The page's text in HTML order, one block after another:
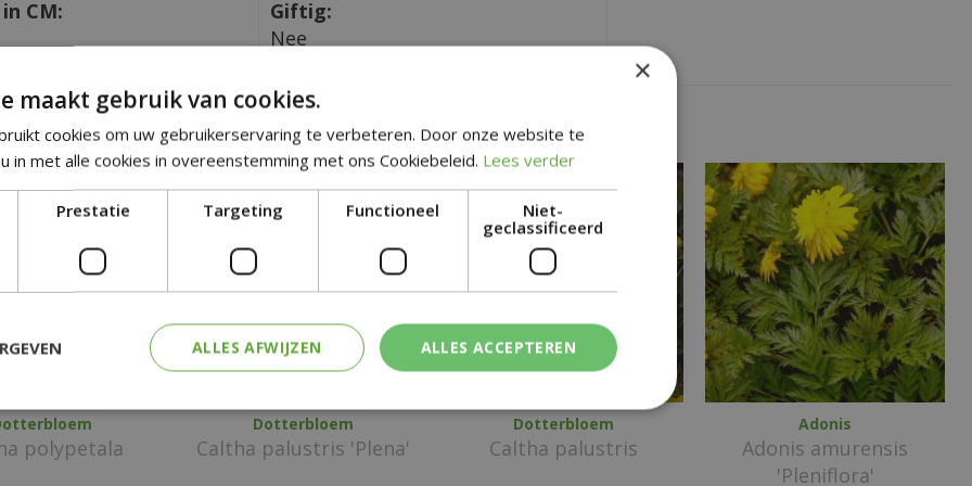
CM:
Giftig:
Nee
planten
polypetala
Dotterbloem
Caltha palustris 'Plena'
Dotterbloem
Caltha palustris
Adonis
Adonis amurensis
'Pleniflora'
×
maakt gebruik van cookies.
cookies om uw gebruikerservaring te verbeteren. Door onze website te
in met alle cookies in overeenstemming met ons Cookiebeleid. Lees verder
Prestatie Targeting Functioneel
Niet-
geclassificeerd
ALLES ACCEPTEREN
ALLES AFWIJZEN